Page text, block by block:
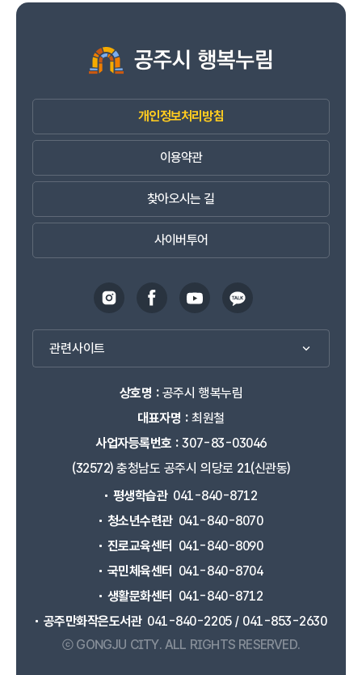
개인정보처리방침
이용약관
찾아오시는 길
사이버투어
관련사이트
상호명 :공주시 행복누림
대표자명 :최원철
사업자등록번호 :307-83-03046
(32572) 충청남도 공주시 의당로 21(신관동)
평생학습관 041-840-8712
청소년수련관 041-840-8070
진로교육센터
041-840-8090
국민체육센터
041-840-8704
생활문화센터
041-840-8712
공주만화작은도서관 041-840-2205 / 041-853-2630
ⓒ GONGJU CITY. ALL RIGHTS RESERVED.